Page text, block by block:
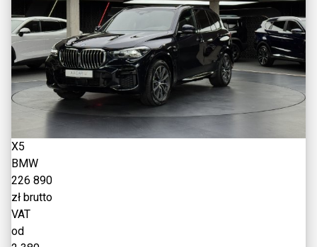
X5
BMW
226 890
zł brutto
VAT
od